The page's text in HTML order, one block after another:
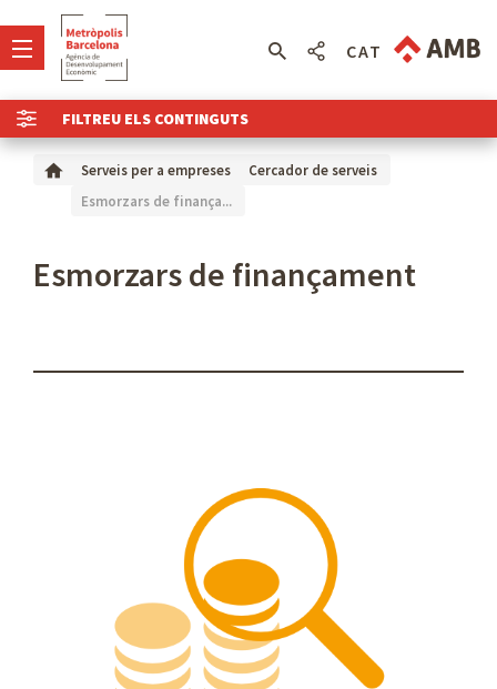
FILTREU ELS CONTINGUTS
CAT
Serveis per a empreses
Cercador de serveis
Esmorzars de finança...
Esmorzars de finançament